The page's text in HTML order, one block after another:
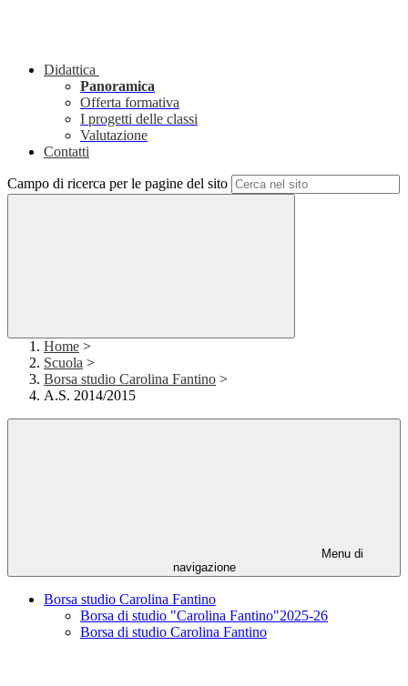
Didattica
Panoramica
Offerta formativa
I progetti delle classi
Valutazione
Contatti
Campo di ricerca per le pagine del sito
Home >
Scuola >
Borsa studio Carolina Fantino >
A.S. 2014/2015
Menu di
navigazione
Borsa studio Carolina Fantino
Borsa di studio "Carolina Fantino"2025-26
Borsa di studio Carolina Fantino